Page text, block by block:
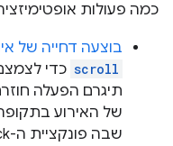
כמה פעולות
בוצעה דחייה של
scroll כדי
של האירוע
שבה פונקציית ה-callback של האירוע